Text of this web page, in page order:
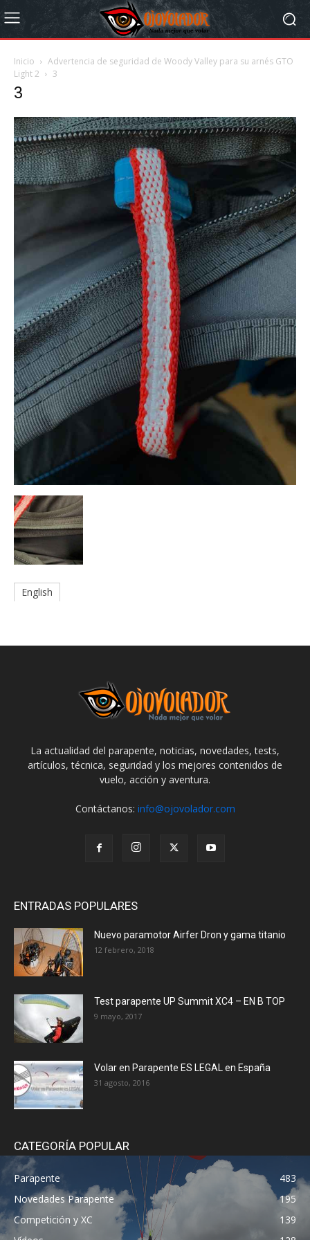
Inicio
Advertencia de seguridad de Woody Valley para su arnés GTO
Light 2
3
3
English
La actualidad del parapente, noticias, novedades, tests,
artículos, técnica, seguridad y los mejores contenidos de
vuelo, acción y aventura.
Contáctanos: info@ojovolador.com
ENTRADAS POPULARES
Nuevo paramotor Airfer Dron y gama titanio
12 febrero, 2018
Test parapente UP Summit XC4 – EN B TOP
9 mayo, 2017
Volar en Parapente ES LEGAL en España
31 agosto, 2016
CATEGORÍA POPULAR
Parapente
483
Novedades Parapente
195
Competición y XC
139